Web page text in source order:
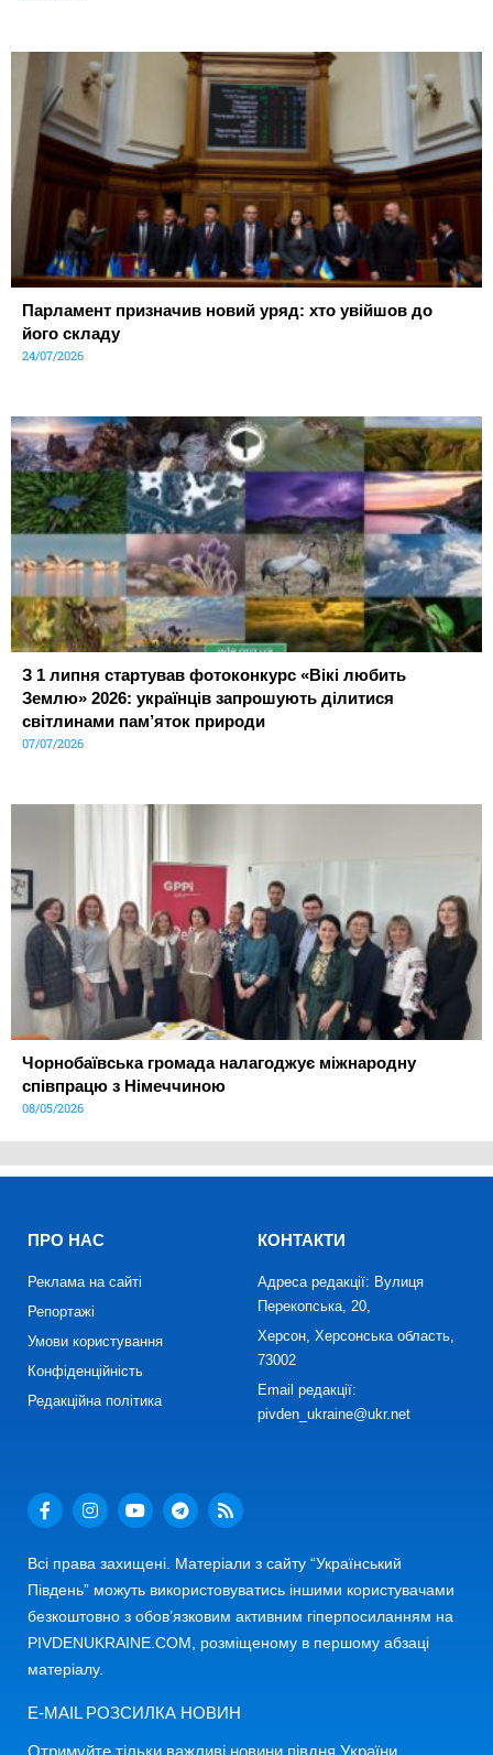
Парламент призначив новий уряд: хто увійшов до
його складу
24/07/2026
З 1 липня стартував фотоконкурс «Вікі любить
Землю» 2026: українців запрошують ділитися
світлинами пам’яток природи
07/07/2026
Чорнобаївська громада налагоджує міжнародну
співпрацю з Німеччиною
08/05/2026
ПРО НАС
Реклама на сайті
Репортажі
Умови користування
Конфіденційність
Редакційна політика
КОНТАКТИ
Адреса редакції: Вулиця
Перекопська, 20,
Херсон, Херсонська область,
73002
Email редакції:
pivden_ukraine@ukr.net
Всі права захищені. Матеріали з сайту “Український
Південь” можуть використовуватись іншими користувачами
безкоштовно з обов’язковим активним гіперпосиланням на
PIVDENUKRAINE.COM, розміщеному в першому абзаці
матеріалу.
E-MAIL РОЗСИЛКА НОВИН